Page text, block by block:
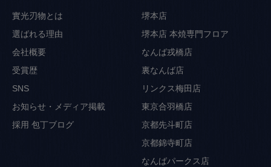
實光刃物とは
選ばれる理由
会社概要
受賞歴
SNS
お知らせ・メディア掲載
採用 包丁ブログ
堺本店
堺本店 本焼専門フロア
なんば戎橋店
裏なんば店
リンクス梅田店
東京合羽橋店
京都先斗町店
京都錦寺町店
なんばパークス店